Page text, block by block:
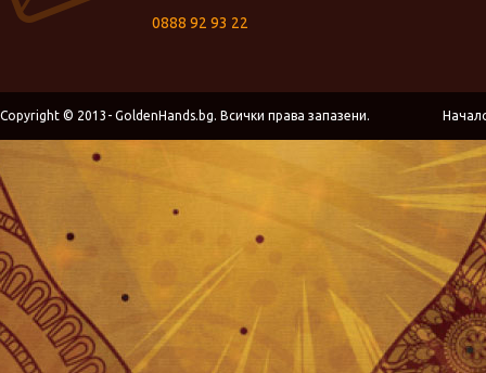
0888 92 93 22
Copyright © 2013- GoldenHands.bg. Всички права запазени.